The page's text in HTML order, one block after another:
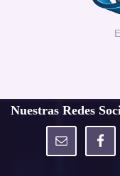
Nuestras Redes